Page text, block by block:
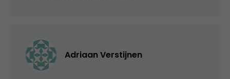
Adriaan Verstijnen